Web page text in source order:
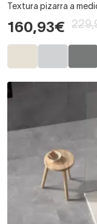
Textura pizarra a
160,93€